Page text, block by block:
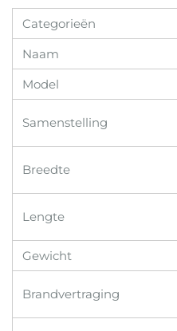
Categorieën
Naam
Model
Samenstelling
Breedte
Lengte
Gewicht
Brandvertraging